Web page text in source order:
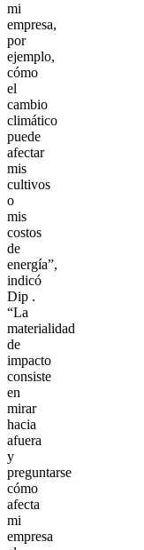
mi
empresa,
por
ejemplo,
cómo
el
cambio
climático
puede
afectar
mis
cultivos
o
mis
costos
de
energía”,
indicó
Dip .
“La
materialidad
de
impacto
consiste
en
mirar
hacia
afuera
y
preguntarse
cómo
afecta
mi
empresa